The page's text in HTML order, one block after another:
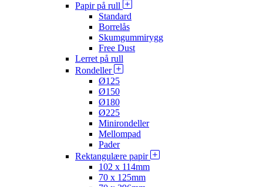
Papir på rull
Standard
Borrelås
Skumgummirygg
Free Dust
Lerret på rull
Rondeller
Ø125
Ø150
Ø180
Ø225
Minirondeller
Mellompad
Pader
Rektangulære papir
102 x 114mm
70 x 125mm